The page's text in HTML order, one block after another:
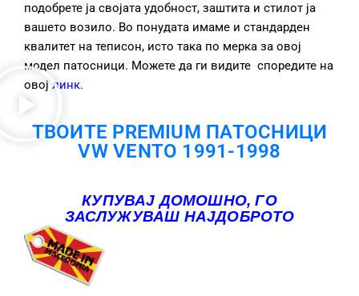
подобрете ја својата удобност, заштита и стилот ја
вашето возило. Во понудата имаме и стандарден
квалитет на теписон, исто така по мерка за овој
модел патосници. Можете да ги видите споредите на
овој линк.
ТВОИТЕ PREMIUM ПАТОСНИЦИ
VW VENTO 1991-1998
КУПУВАЈ ДОМОШНО, ГО
ЗАСЛУЖУВАШ НАЈДОБРОТО